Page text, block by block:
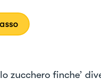
zucchero finche’